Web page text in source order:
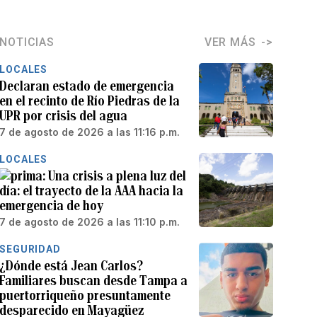
NOTICIAS VER MÁS
LOCALES
Declaran estado de emergencia
en el recinto de Río Piedras de la
UPR por crisis del agua
7 de agosto de 2026 a las 11:16 p.m.
LOCALES
Una crisis a plena luz del
día: el trayecto de la AAA hacia la
emergencia de hoy
7 de agosto de 2026 a las 11:10 p.m.
SEGURIDAD
¿Dónde está Jean Carlos?
Familiares buscan desde Tampa a
puertorriqueño presuntamente
desparecido en Mayagüez